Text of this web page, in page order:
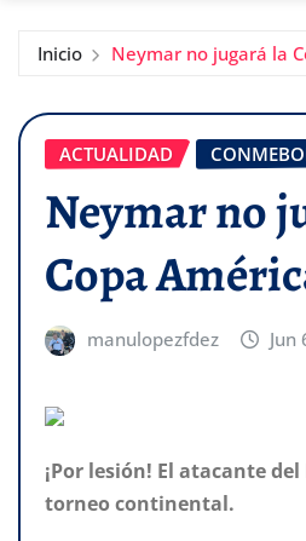
Inicio Neymar no jugará la
ACTUALIDAD
Neymar no
Copa
manulopezfdez Jun
¡Por lesión! El atacante del
torneo continental.